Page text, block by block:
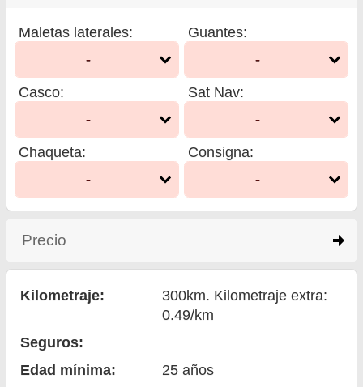
Maletas laterales:
-
Guantes:
-
Casco:
-
Sat Nav:
-
Chaqueta:
-
Consigna:
-
Precio
Kilometraje:
300km. Kilometraje extra:
0.49/km
Seguros:
Edad mínima:
25 años